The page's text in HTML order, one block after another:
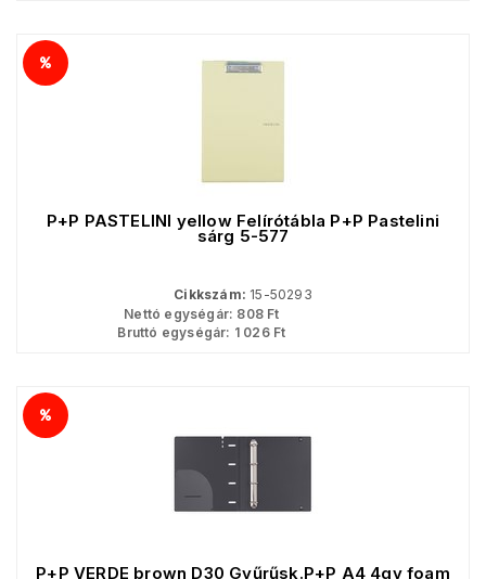
P+P PASTELINI yellow Felírótábla P+P Pastelini
sárg 5-577
Cikkszám: 15-50293
Nettó egységár: 808Ft
Bruttó egységár: 1 026Ft
P+P VERDE brown D30 Gyűrűsk.P+P A4 4gy foam